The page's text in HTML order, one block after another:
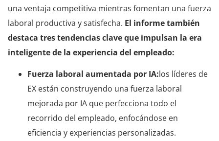
una ventaja competitiva mientras fomentan una fuerza
laboral productiva y satisfecha. El informe también
destaca tres tendencias clave que impulsan la era
inteligente de la experiencia del empleado:
Fuerza laboral aumentada por IA:los líderes de
EX están construyendo una fuerza laboral
mejorada por IA que perfecciona todo el
recorrido del empleado, enfocándose en
eficiencia y experiencias personalizadas.